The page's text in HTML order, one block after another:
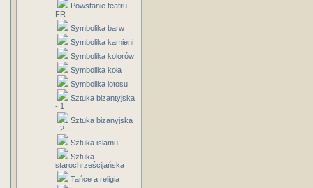
Powstanie teatru
FR
Symbolika barw
Symbolika kamieni
Symbolika kolorów
Symbolika koła
Symbolika lotosu
Sztuka bizantyjska
- 1
Sztuka bizanyjska
- 2
Sztuka islamu
Sztuka
starochrześcijańska
Tańce a religia